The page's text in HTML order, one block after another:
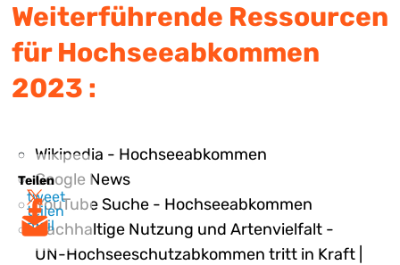
Teilen
tweet
teilen
mail
Weiterführende Ressourcen
für Hochseeabkommen
2023 :
Wikipedia - Hochseeabkommen
Google News
YouTube Suche - Hochseeabkommen
Nachhaltige Nutzung und Artenvielfalt -
UN-Hochseeschutzabkommen tritt in Kraft |